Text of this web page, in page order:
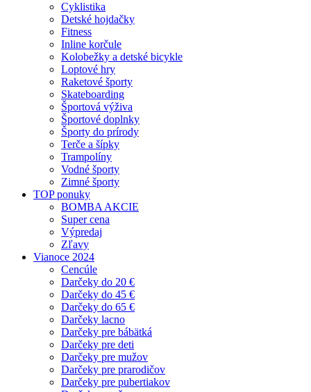
Cyklistika
Detské hojdačky
Fitness
Inline korčule
Kolobežky a detské bicykle
Loptové hry
Raketové športy
Skateboarding
Športová výživa
Športové doplnky
Športy do prírody
Terče a šípky
Trampolíny
Vodné športy
Zimné športy
TOP ponuky
BOMBA AKCIE
Super cena
Výpredaj
Zľavy
Vianoce 2024
Cencúle
Darčeky do 20 €
Darčeky do 45 €
Darčeky do 65 €
Darčeky lacno
Darčeky pre bábätká
Darčeky pre deti
Darčeky pre mužov
Darčeky pre prarodičov
Darčeky pre pubertiakov